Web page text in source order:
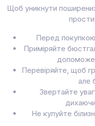
Щоб уникнути
Перед покупкою
Приміряйте
допоможе
Перевіряйте, щоб
але
Звертайте
Не купуйте